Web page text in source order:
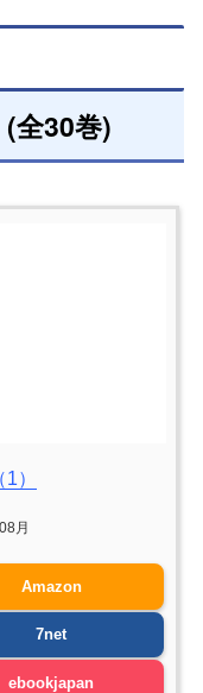
全30巻)
）
月
Amazon
7net
ebookjapan